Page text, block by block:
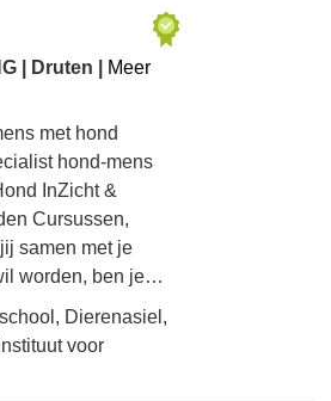
| Druten |
Meer
met hond
hond-mens
InZicht &
Cursussen,
samen met je
worden, ben je…
Dierenasiel,
voor